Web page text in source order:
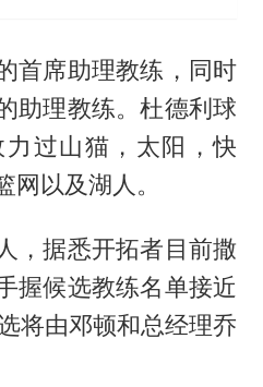
首席助理教练，同时
助理教练。杜德利球
过山猫，太阳，快
网以及湖人。
，据悉开拓者目前撒
握候选教练名单接近
将由邓顿和总经理乔